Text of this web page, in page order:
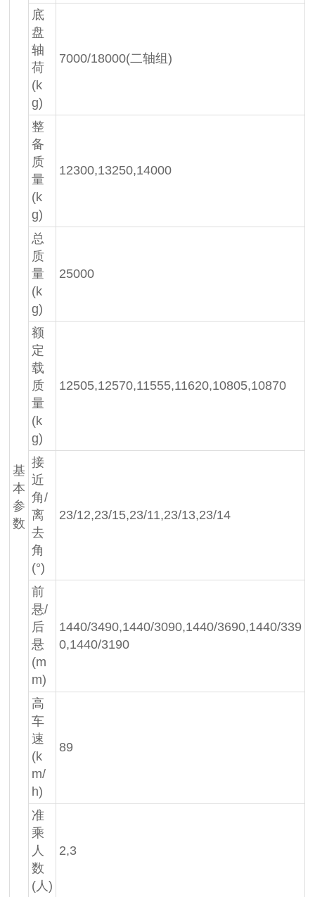
基
本
参
数
底
盘
轴
荷
(k
g)
7000/18000(二轴组)
整
备
质
量
(k
g)
12300,13250,14000
总
质
量
(k
g)
25000
额
定
载
质
量
(k
g)
12505,12570,11555,11620,10805,10870
接
近
角/
离
去
角
(°)
23/12,23/15,23/11,23/13,23/14
前
悬/
后
悬
(m
m)
1440/3490,1440/3090,1440/3690,1440/339
0,1440/3190
高
车
速
(k
m/
h)
89
准
乘
人
数
(人)
2,3